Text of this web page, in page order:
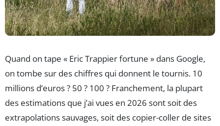
Quand on tape « Eric Trappier fortune » dans Google,
on tombe sur des chiffres qui donnent le tournis. 10
millions d’euros ? 50 ? 100 ? Franchement, la plupart
des estimations que j’ai vues en 2026 sont soit des
extrapolations sauvages, soit des copier-coller de sites